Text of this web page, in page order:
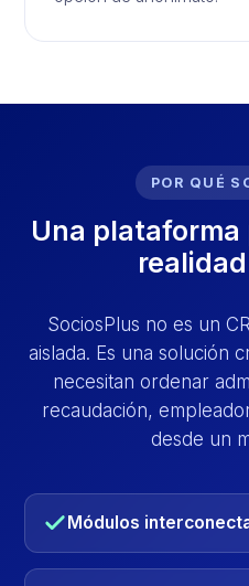
POR QUÉ
Una plataforma
SociosPlus no es un
aislada. Es una solución
necesitan ordenar
recaudación,
desde un
Módulos